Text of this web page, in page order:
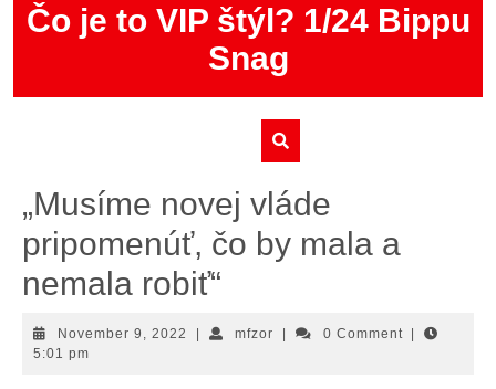
SkipČo je to VIP štýl? 1/24 Bippu
Snag
„Musíme novej vláde
pripomenúť, čo by mala a
nemala robiť“
November 9, 2022 November
mfzormfzor 0 Comment
5:01 pm